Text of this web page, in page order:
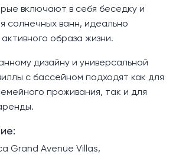
включают в себя беседку и
солнечных ванн, идеально
образа жизни.
дизайну и универсальной
с бассейном подходят как для
проживания, так и для
Grand Avenue Villas,